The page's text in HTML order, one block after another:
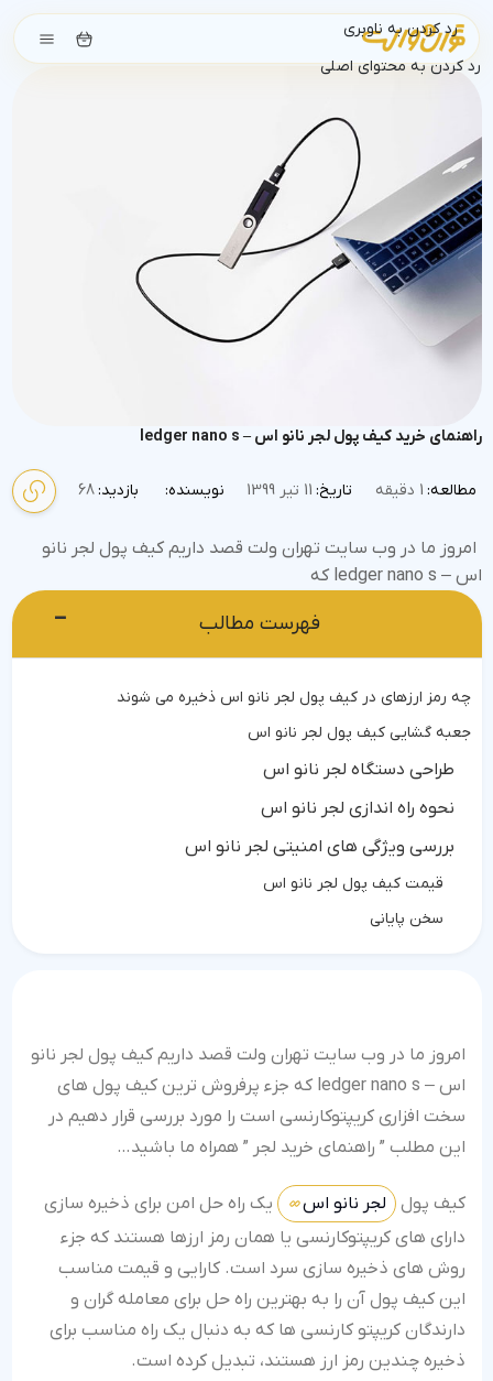
رد کردن به ناوبری
رد کردن به محتوای اصلی
راهنمای خرید کیف پول لجر نانو اس – ledger nano s
مطالعه: 1 دقیقه تاریخ: 11 تیر 1399 نویسنده: بازدید:68
امروز ما در وب سایت تهران ولت قصد داریم کیف پول لجر نانو
اس – ledger nano s که
امروز ما در وب سایت تهران ولت قصد داریم کیف پول لجر نانو
اس – ledger nano s که جزء پرفروش ترین کیف پول های
سخت افزاری کریپتوکارنسی است را مورد بررسی قرار دهیم در
این مطلب ” راهنمای خرید لجر ” همراه ما باشید…
کیف پول لجر نانو اس
یک راه حل امن برای ذخیره سازی
دارای های کریپتوکارنسی یا همان رمز ارزها هستند که جزء
روش های ذخیره سازی سرد است. کارایی و قیمت مناسب
این کیف پول آن را به بهترین راه حل برای معامله گران و
دارندگان کریپتو کارنسی ها که به دنبال یک راه مناسب برای
ذخیره چندین رمز ارز هستند، تبدیل کرده است.
فهرست مطالب −
چه رمز ارزهای در کیف پول لجر نانو اس ذخیره می شوند
جعبه گشایی کیف پول لجر نانو اس
طراحی دستگاه لجر نانو اس
نحوه راه اندازی لجر نانو اس
بررسی ویژگی های امنیتی لجر نانو اس
قیمت کیف پول لجر نانو اس
سخن پایانی